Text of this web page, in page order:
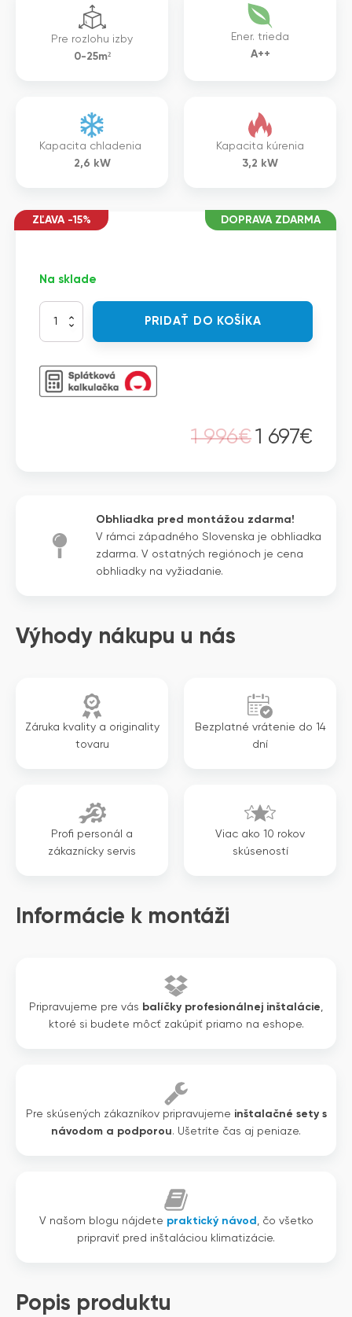
Pre rozlohu izby
0-25m²
Ener. trieda
A++
Kapacita chladenia
2,6 kW
Kapacita kúrenia
3,2 kW
ZĽAVA -15% DOPRAVA ZDARMA
Na sklade
množstvo
Hisense
ACT26UR4RCC8+AUW26U4RS8+W
Split
KAZETOVÁ
PRIDAŤ DO KOŠÍKA
1 996€
Pôvodná
1
996€.
1 697€
Aktuálna
1
697€.
Obhliadka pred montážou zdarma!
V rámci západného Slovenska je obhliadka
zdarma. V ostatných regiónoch je cena
obhliadky na vyžiadanie.
Výhody nákupu u nás
Záruka kvality a originality
tovaru
Bezplatné vrátenie do 14
dní
Profi personál a
zákaznícky servis
Viac ako 10 rokov
skúseností
Informácie k montáži
Pripravujeme pre vás balíčky profesionálnej inštalácie
ktoré si budete môcť zakúpiť priamo na eshope.
Pre skúsených zákazníkov pripravujeme inštalačné sety s
návodom a podporou. Ušetríte čas aj peniaze.
V našom blogu nájdete praktický návod
, čo všetko
pripraviť pred inštaláciou klimatizácie.
Popis produktu